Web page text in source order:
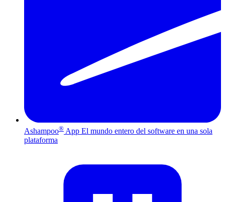
Ashampoo® App El mundo entero del software en una sola
plataforma